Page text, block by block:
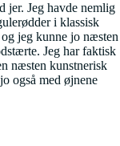
jer. Jeg havde nemlig
i klassisk
jeg kunne jo næsten
Jeg har faktisk
næsten kunstnerisk
også med øjnene